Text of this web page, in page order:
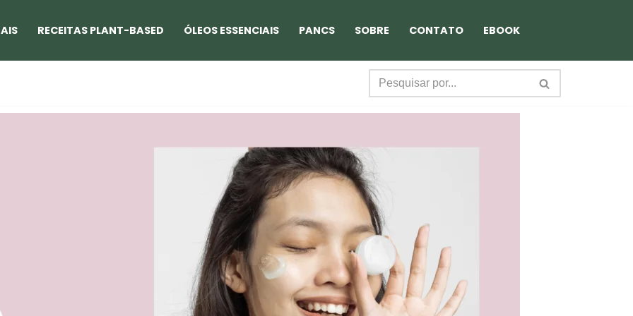
RECEITAS PLANT-BASED ÓLEOS ESSENCIAIS PANCS SOBRE CONTATO EBOOK